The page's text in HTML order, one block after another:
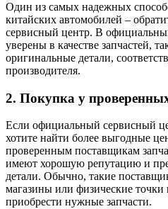
Один из самых надежных
китайских автомобилей –
сервисный центр. В
уверены в качестве запчастей,
оригинальные детали,
производителя.
2. Покупка у
Если официальный сервисный
хотите найти более выгодные
проверенным поставщикам
имеют хорошую репутацию и
детали. Обычно, такие
магазины или физические
приобрести нужные запчасти.